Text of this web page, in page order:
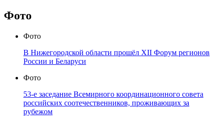
Фото
Фото
В Нижегородской области прошёл XII Форум регионов
России и Беларуси
Фото
53-е заседание Всемирного координационного совета
российских соотечественников, проживающих за
рубежом